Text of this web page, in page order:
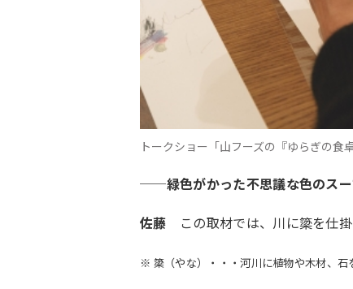
トークショー「山フーズの『ゆらぎの食
──緑色がかった不思議な色のス
佐藤
この取材では、川に簗を仕
※ 簗（やな）・・・河川に植物や木材、石